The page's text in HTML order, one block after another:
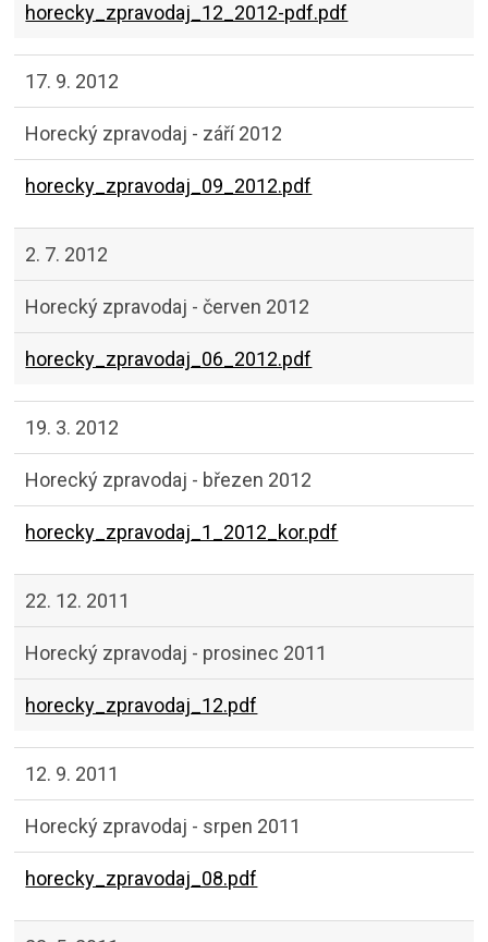
horecky_zpravodaj_12_2012-pdf.pdf
17. 9. 2012
Horecký zpravodaj - září 2012
horecky_zpravodaj_09_2012.pdf
2. 7. 2012
Horecký zpravodaj - červen 2012
horecky_zpravodaj_06_2012.pdf
19. 3. 2012
Horecký zpravodaj - březen 2012
horecky_zpravodaj_1_2012_kor.pdf
22. 12. 2011
Horecký zpravodaj - prosinec 2011
horecky_zpravodaj_12.pdf
12. 9. 2011
Horecký zpravodaj - srpen 2011
horecky_zpravodaj_08.pdf